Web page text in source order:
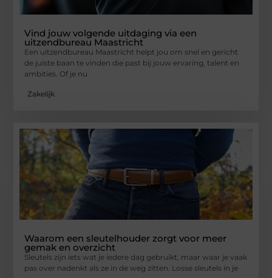
Vind jouw volgende uitdaging via een
uitzendbureau Maastricht
Een uitzendbureau Maastricht helpt jou om snel en gericht
de juiste baan te vinden die past bij jouw ervaring, talent en
ambities. Of je nu
Zakelijk
Waarom een sleutelhouder zorgt voor meer
gemak en overzicht
Sleutels zijn iets wat je iedere dag gebruikt, maar waar je vaak
pas over nadenkt als ze in de weg zitten. Losse sleutels in je